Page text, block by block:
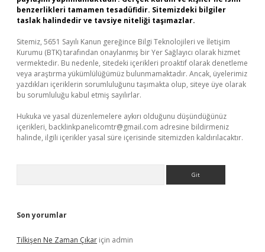
benzerlikleri tamamen tesadüfidir. Sitemizdeki bilgiler
taslak halindedir ve tavsiye niteliği taşımazlar.
Sitemiz, 5651 Sayılı Kanun gereğince Bilgi Teknolojileri ve İletişim
Kurumu (BTK) tarafından onaylanmış bir Yer Sağlayıcı olarak hizmet
vermektedir. Bu nedenle, sitedeki içerikleri proaktif olarak denetleme
veya araştırma yükümlülüğümüz bulunmamaktadır. Ancak, üyelerimiz
yazdıkları içeriklerin sorumluluğunu taşımakta olup, siteye üye olarak
bu sorumluluğu kabul etmiş sayılırlar.
Hukuka ve yasal düzenlemelere aykırı olduğunu düşündüğünüz
içerikleri, backlinkpanelicomtr@gmail.com adresine bildirmeniz
halinde, ilgili içerikler yasal süre içerisinde sitemizden kaldırılacaktır.
Son yorumlar
Tilkişen Ne Zaman Çıkar için admin